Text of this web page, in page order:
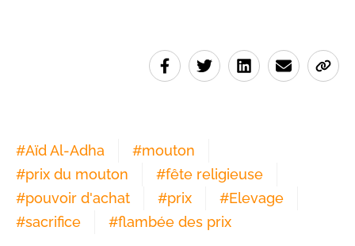
#Aïd Al-Adha #mouton
#prix du mouton #fête religieuse
#pouvoir d'achat #prix #Elevage
#sacrifice #flambée des prix